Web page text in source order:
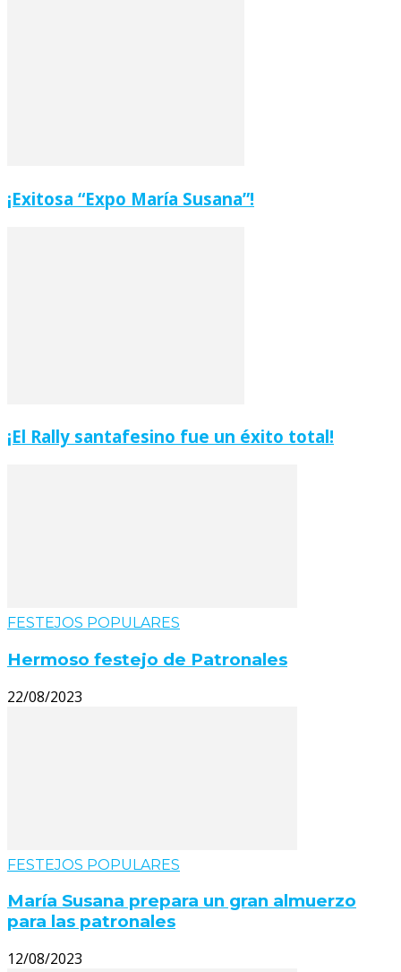
¡Exitosa “Expo María Susana”!
¡El Rally santafesino fue un éxito total!
FESTEJOS POPULARES
Hermoso festejo de Patronales
22/08/2023
FESTEJOS POPULARES
María Susana prepara un gran almuerzo
para las patronales
12/08/2023